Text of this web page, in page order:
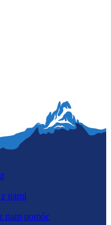
nami
nam pomóc